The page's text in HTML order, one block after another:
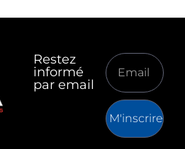
Restez
informé
par email
M'inscrire